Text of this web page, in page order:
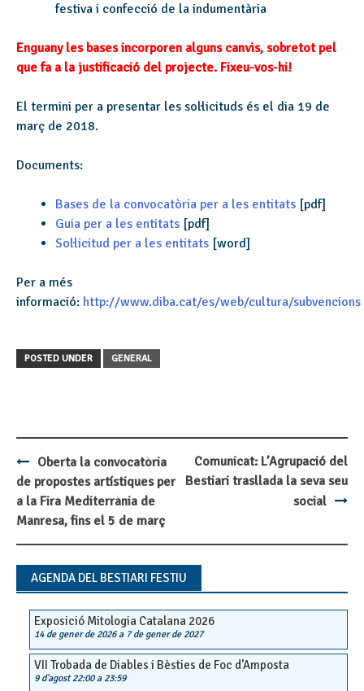
festiva i confecció de la indumentària
Enguany les bases incorporen alguns canvis, sobretot pel
que fa a la justificació del projecte. Fixeu-vos-hi!
El termini per a presentar les sol·licituds és el dia 19 de
març de 2018.
Documents:
Bases de la convocatòria per a les entitats [pdf]
Guia per a les entitats [pdf]
Sol·licitud per a les entitats [word]
Per a més
informació: http://www.diba.cat/es/web/cultura/subvencions
POSTED UNDER GENERAL
Post
navigation
Oberta la convocatòria
de propostes artístiques per
a la Fira Mediterrània de
Manresa, fins el 5 de març
Comunicat: L’Agrupació del
Bestiari trasllada la seva seu
social
AGENDA DEL BESTIARI FESTIU
Exposició Mitologia Catalana 2026
14 de gener de 2026a 7 de gener de 2027
VII Trobada de Diables i Bèsties de Foc d’Amposta
9 d'agost 22:00a 23:59